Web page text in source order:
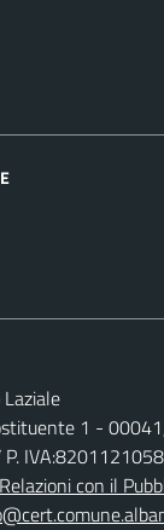
1 -
P.
con il